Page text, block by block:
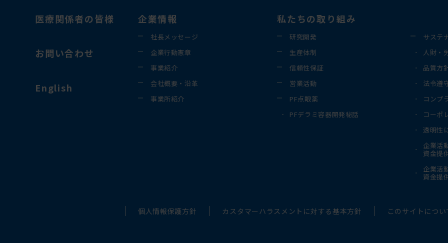
医療関係者の皆様
お問い合わせ
English
企業情報
社長メッセージ
企業行動憲章
事業紹介
会社概要・沿革
事業所紹介
私たちの取り組み
研究開発
生産体制
信頼性保証
営業活動
PF点眼薬
PFデラミ容器開発秘話
サステ
人財・
品質方
法令遵
コンプ
コーポ
透明性
企業活
資金提
企業活
資金提
個人情報保護方針 カスタマーハラスメントに対する基本方針 このサイトにつ